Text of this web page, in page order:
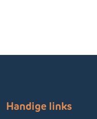
Handige links